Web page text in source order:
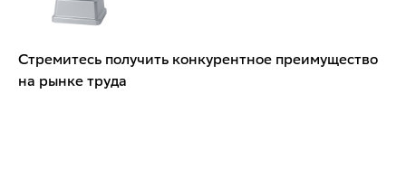
Стремитесь получить конкурентное преимущество
на рынке труда